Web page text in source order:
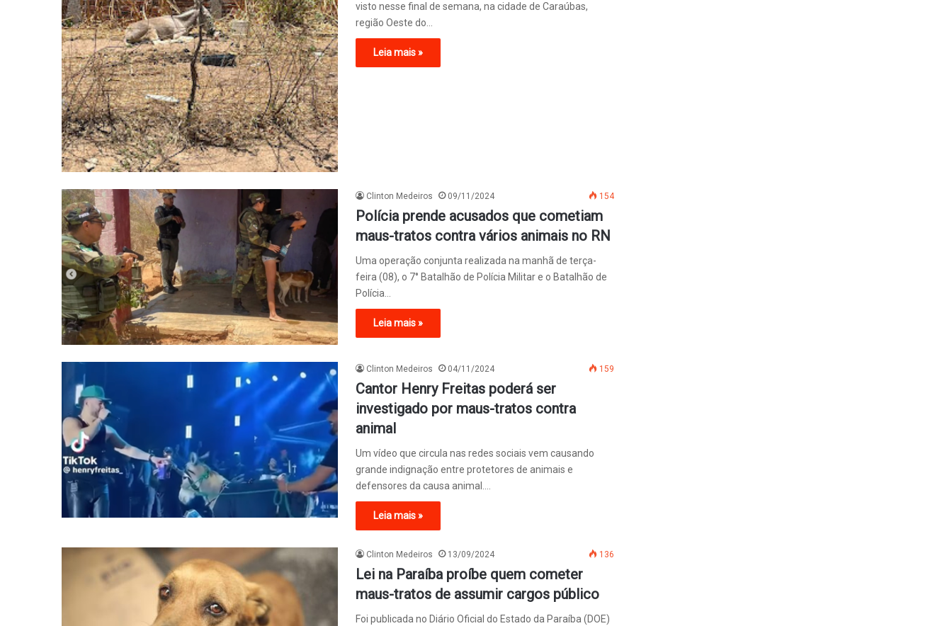
visto nesse final de semana, na cidade de Caraúbas,
região Oeste do…
Leia mais »
Clinton Medeiros 09/11/2024 154
Polícia prende acusados que cometiam
maus-tratos contra vários animais no RN
Uma operação conjunta realizada na manhã de terça-
feira (08), o 7° Batalhão de Polícia Militar e o Batalhão de
Polícia…
Leia mais »
Clinton Medeiros 04/11/2024 159
Cantor Henry Freitas poderá ser
investigado por maus-tratos contra
animal
Um vídeo que circula nas redes sociais vem causando
grande indignação entre protetores de animais e
defensores da causa animal.…
Leia mais »
Clinton Medeiros 13/09/2024 136
Lei na Paraíba proíbe quem cometer
maus-tratos de assumir cargos público
Foi publicada no Diário Oficial do Estado da Paraíba (DOE)